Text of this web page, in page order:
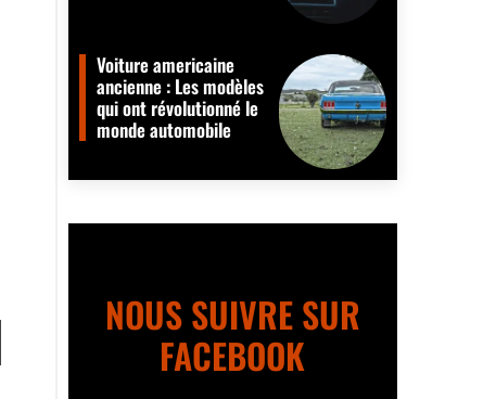
Voiture americaine
ancienne : Les modèles
qui ont révolutionné le
monde automobile
NOUS SUIVRE SUR
FACEBOOK